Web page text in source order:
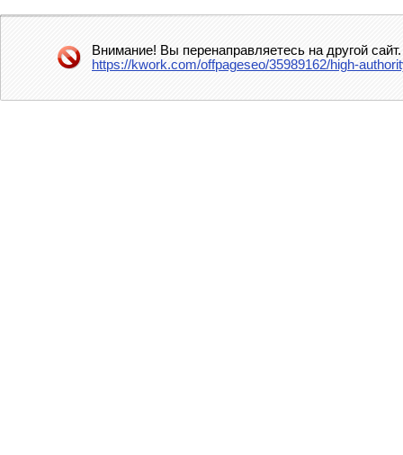
Внимание! Вы перенаправляетесь на другой
https://kwork.com/offpageseo/35989162/high-